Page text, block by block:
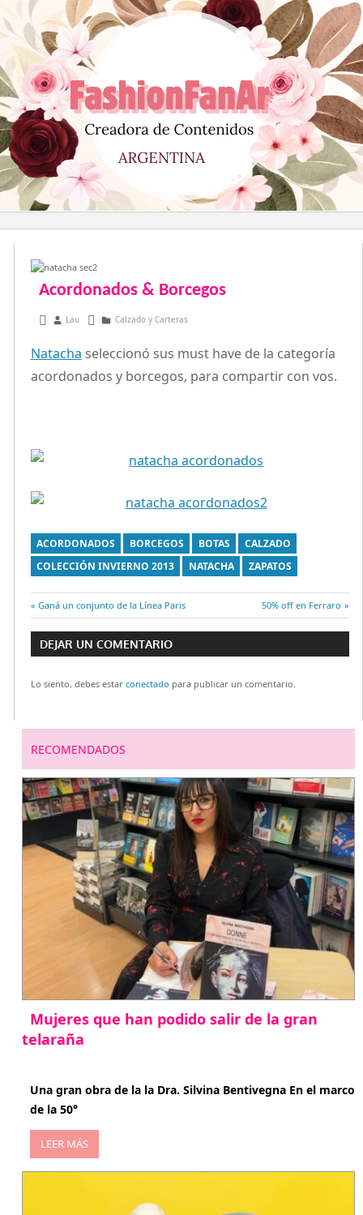
al
contenido
Acordonados & Borcegos
abril 29, 2013
Lau Calzado y Carteras
Natacha seleccionó sus must have de la categoría
acordonados y borcegos, para compartir con vos.
ACORDONADOS BORCEGOS BOTAS
CALZADO
COLECCIÓN INVIERNO 2013
NATACHA ZAPATOS
Navegación
de
entradas
Entrada
anterior:
Ganá un conjunto de la Línea Paris
Entrada
siguiente:
50% off en Ferraro
DEJAR UN COMENTARIO
Lo siento, debes estar conectado para publicar un comentario.
RECOMENDADOS
Mujeres que han podido salir de la gran
telaraña
Una gran obra de la la Dra. Silvina Bentivegna En el marco
de la 50°
LEER MÁS